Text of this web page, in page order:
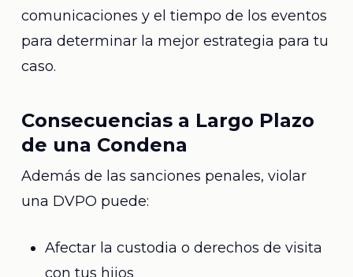
comunicaciones y el tiempo de los eventos
para determinar la mejor estrategia para tu
caso.
Consecuencias a Largo Plazo
de una Condena
Además de las sanciones penales, violar
una DVPO puede:
Afectar la custodia o derechos de visita
con tus hijos